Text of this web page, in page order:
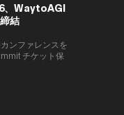
、WaytoAGI
結
ンファレンスを
チケット保